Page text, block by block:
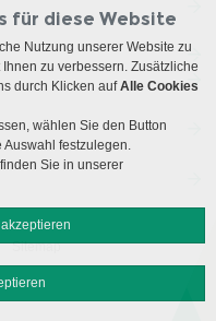
Sitemap
für diese Website
Nutzung unserer Website zu
zu verbessern. Zusätzliche
durch Klicken aufAlle Cookies
wählen Sie den Button
festzulegen.
Sie in unserer